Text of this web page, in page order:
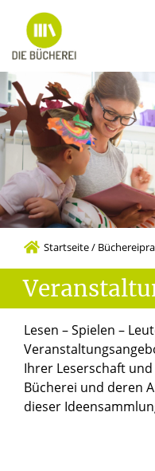
Startseite/
Lesen – Spielen –
Ihrer Leserschaft
Bücherei und deren
dieser